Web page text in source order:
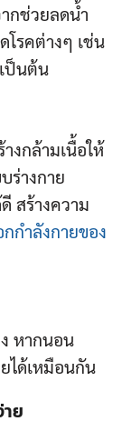
กช่วยลดน้ำ
โรคต่างๆ เช่น
ป็นต้น
งกล้ามเนื้อให้
ร่างกาย
สร้างความ
กำลังกายของ
หากนอน
ได้เหมือนกัน
ย